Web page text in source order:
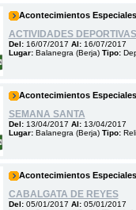
Acontecimientos Especiales
ACTIVIDADES DEPORTIVAS
Del: 16/07/2017 Al: 16/07/2017
Lugar: Balanegra (Berja)Tipo:
Acontecimientos Especiales
SEMANA SANTA
Del: 13/04/2017 Al: 13/04/2017
Lugar: Balanegra (Berja)Tipo:
Acontecimientos Especiales
CABALGATA DE REYES
Del: 05/01/2017 Al: 05/01/2017